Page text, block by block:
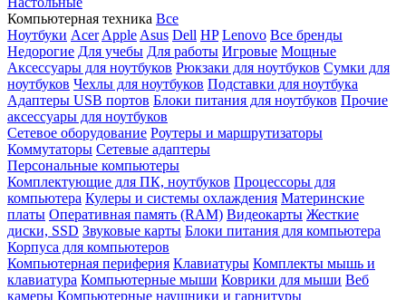
Компьютерная техника Все
Ноутбуки Acer Apple Asus Dell HP Lenovo Все бренды
Недорогие Для учебы Для работы Игровые Мощные
Аксессуары для ноутбуков Рюкзаки для ноутбуков Сумки для
ноутбуков Чехлы для ноутбуков Подставки для ноутбука
Адаптеры USB портов Блоки питания для ноутбуков Прочие
аксессуары для ноутбуков
Сетевое оборудование Роутеры и маршрутизаторы
Коммутаторы Сетевые адаптеры
Персональные компьютеры
Комплектующие для ПК, ноутбуков Процессоры для
компьютера Кулеры и системы охлаждения Материнские
платы Оперативная память (RAM) Видеокарты Жесткие
диски, SSD Звуковые карты Блоки питания для компьютера
Корпуса для компьютеров
Компьютерная периферия Клавиатуры Комплекты мышь и
клавиатура Компьютерные мыши Коврики для мыши Веб
камеры Компьютерные наушники и гарнитуры